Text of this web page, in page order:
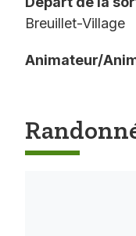
Breuillet-Village
Animateur/